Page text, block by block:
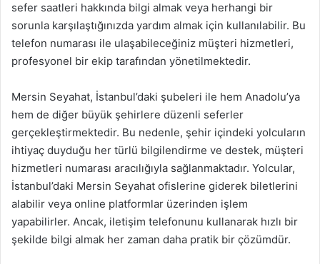
sefer saatleri hakkında bilgi almak veya herhangi bir
sorunla karşılaştığınızda yardım almak için kullanılabilir. Bu
telefon numarası ile ulaşabileceğiniz müşteri hizmetleri,
profesyonel bir ekip tarafından yönetilmektedir.
Mersin Seyahat, İstanbul’daki şubeleri ile hem Anadolu’ya
hem de diğer büyük şehirlere düzenli seferler
gerçekleştirmektedir. Bu nedenle, şehir içindeki yolcuların
ihtiyaç duyduğu her türlü bilgilendirme ve destek, müşteri
hizmetleri numarası aracılığıyla sağlanmaktadır. Yolcular,
İstanbul’daki Mersin Seyahat ofislerine giderek biletlerini
alabilir veya online platformlar üzerinden işlem
yapabilirler. Ancak, iletişim telefonunu kullanarak hızlı bir
şekilde bilgi almak her zaman daha pratik bir çözümdür.